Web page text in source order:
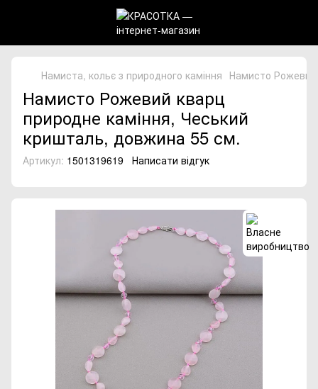
Намиста, кольє з природного каміння Намисто
Намисто Рожевий кварц
природне каміння, Чеський
кришталь, довжина 55 см.
Артикул: 1501319619 Написати відгук